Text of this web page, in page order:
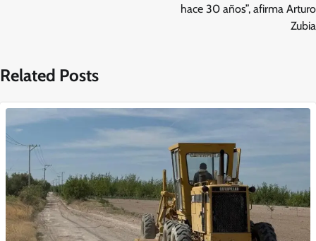
hace 30 años”, afirma Arturo
Zubia
Related Posts